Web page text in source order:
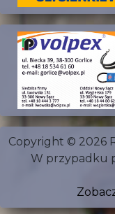
Copyright © 2026
W przypadku